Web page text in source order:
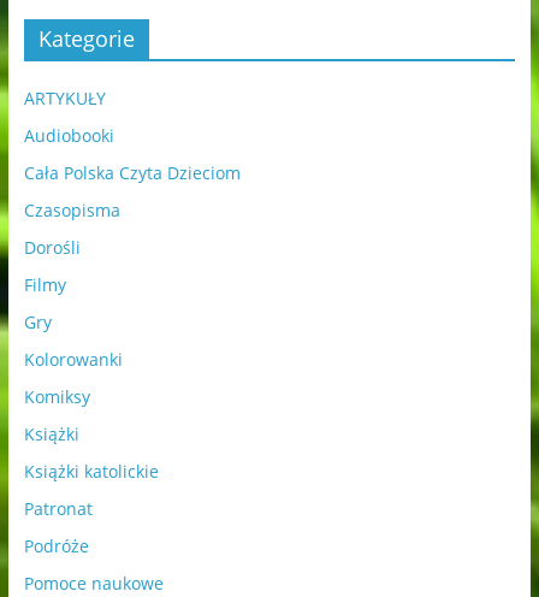
Kategorie
ARTYKUŁY
Audiobooki
Cała Polska Czyta Dzieciom
Czasopisma
Dorośli
Filmy
Gry
Kolorowanki
Komiksy
Książki
Książki katolickie
Patronat
Podróże
Pomoce naukowe